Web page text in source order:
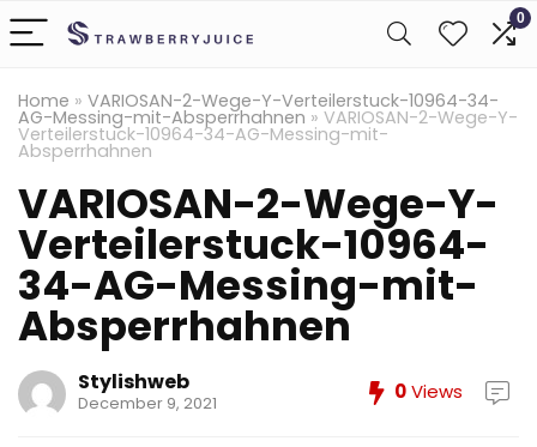
0
Home » VARIOSAN-2-Wege-Y-Verteilerstuck-10964-34-
AG-Messing-mit-Absperrhahnen » VARIOSAN-2-Wege-Y-
Verteilerstuck-10964-34-AG-Messing-mit-
Absperrhahnen
VARIOSAN-2-Wege-Y-
Verteilerstuck-10964-
34-AG-Messing-mit-
Absperrhahnen
Stylishweb
December 9, 2021 0Views